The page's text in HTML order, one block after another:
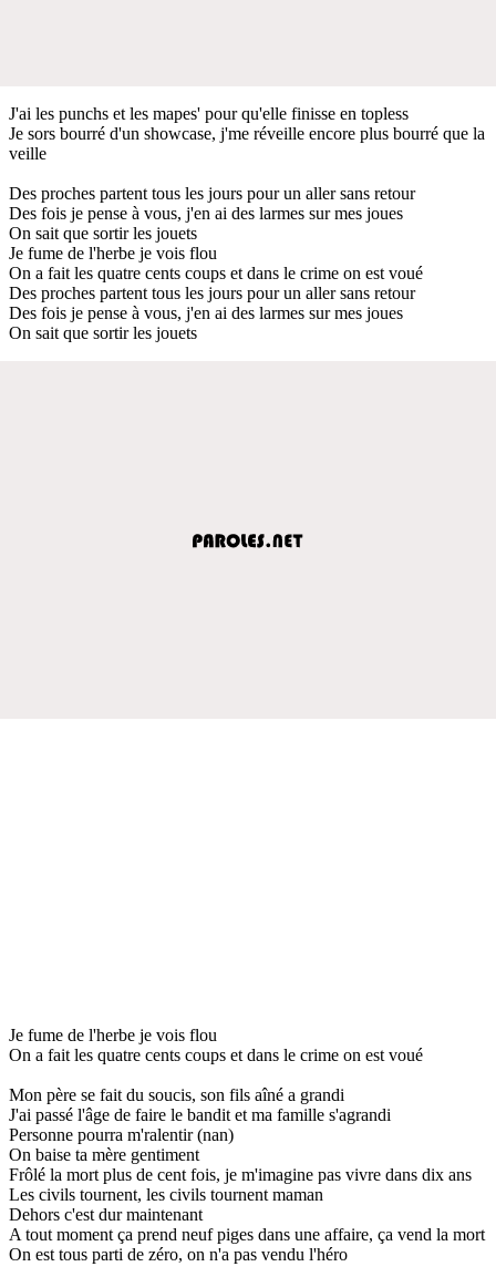
J'ai les punchs et les mapes' pour qu'elle finisse en topless
Je sors bourré d'un showcase, j'me réveille encore plus bourré que la
veille
Des proches partent tous les jours pour un aller sans retour
Des fois je pense à vous, j'en ai des larmes sur mes joues
On sait que sortir les jouets
Je fume de l'herbe je vois flou
On a fait les quatre cents coups et dans le crime on est voué
Des proches partent tous les jours pour un aller sans retour
Des fois je pense à vous, j'en ai des larmes sur mes joues
On sait que sortir les jouets
Je fume de l'herbe je vois flou
On a fait les quatre cents coups et dans le crime on est voué
Mon père se fait du soucis, son fils aîné a grandi
J'ai passé l'âge de faire le bandit et ma famille s'agrandi
Personne pourra m'ralentir (nan)
On baise ta mère gentiment
Frôlé la mort plus de cent fois, je m'imagine pas vivre dans dix ans
Les civils tournent, les civils tournent maman
Dehors c'est dur maintenant
A tout moment ça prend neuf piges dans une affaire, ça vend la mort
On est tous parti de zéro, on n'a pas vendu l'héro